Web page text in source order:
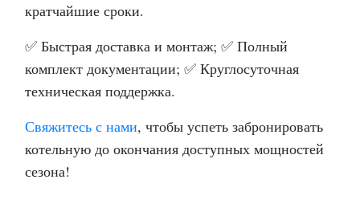
кратчайшие сроки.
✅ Быстрая доставка и монтаж; ✅ Полный
комплект документации; ✅ Круглосуточная
техническая поддержка.
Свяжитесь с нами, чтобы успеть забронировать
котельную до окончания доступных мощностей
сезона!